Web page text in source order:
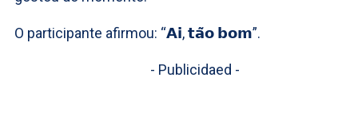
O participante afirmou: “𝗔𝗶, 𝘁𝗮̃𝗼 𝗯𝗼𝗺”.
- Publicidaed -